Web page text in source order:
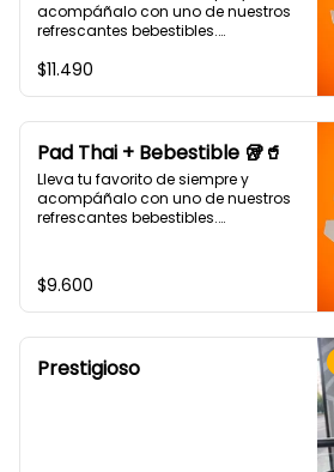
acompáñalo con uno de nuestros
refrescantes bebestibles.
apio, cebolla morada, cilantro,
$11.490
Pad Thai + Bebestible 🥡🥤
Lleva tu favorito de siempre y
acompáñalo con uno de nuestros
refrescantes bebestibles.
SALSA AGRIDULCE, LIMA Y MANÍ.
(Debes elegir tu proteina 🤩)
$9.600
Prestigioso